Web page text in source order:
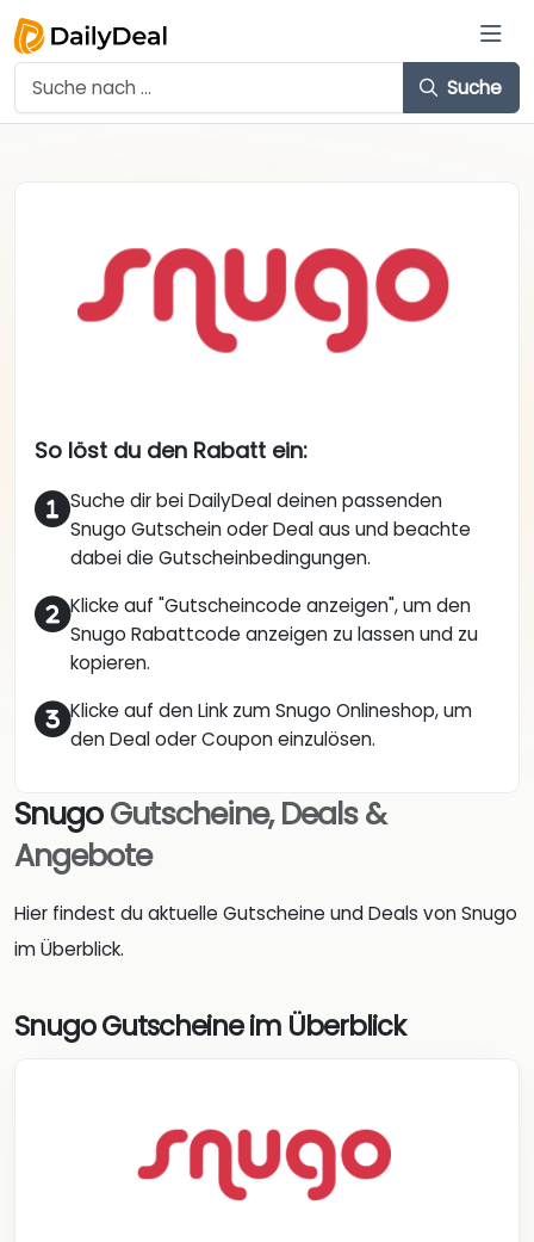
Suche
So löst du den Rabatt ein:
Suche dir bei DailyDeal deinen passenden
Snugo Gutschein oder Deal aus und beachte
dabei die Gutscheinbedingungen.
Klicke auf "Gutscheincode anzeigen", um den
Snugo Rabattcode anzeigen zu lassen und zu
kopieren.
Klicke auf den Link zum Snugo Onlineshop, um
den Deal oder Coupon einzulösen.
SnugoGutscheine, Deals &
Angebote
Hier findest du aktuelle Gutscheine und Deals von Snugo
im Überblick.
Snugo Gutscheine im Überblick